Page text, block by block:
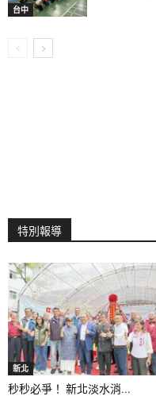
台中
特別報導
新北
秒秒必爭！ 新北淡水消...